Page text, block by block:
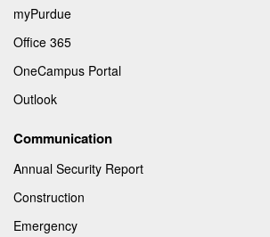
myPurdue
Office 365
OneCampus Portal
Outlook
Communication
Annual Security Report
Construction
Emergency